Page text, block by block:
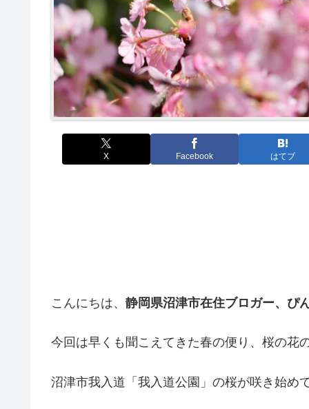
X Facebook はてブ
こんにちは、 静岡県沼津市在住ブロガー、ぴ
今回は早くも聞こえてきた春の便り、桜の花
沼津市我入道「我入道公園」の桜が咲き始め